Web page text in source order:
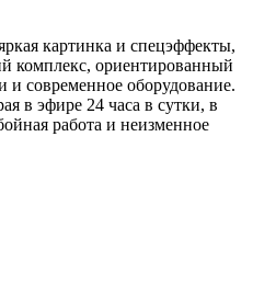
картинка и спецэффекты,
комплекс, ориентированный
современное оборудование.
в эфире 24 часа в сутки, в
работа и неизменное